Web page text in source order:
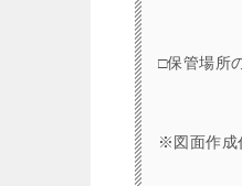
□保管場所
※図面作成